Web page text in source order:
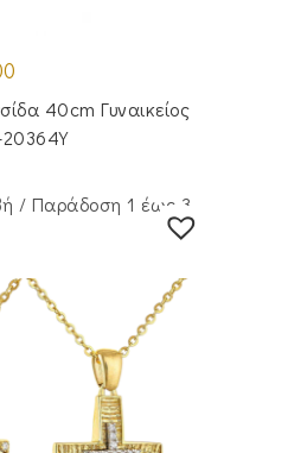
τιμή
είναι:
€695.00.
40cm Γυναικείος
20364Y
/ Παράδoση 1 έως 3